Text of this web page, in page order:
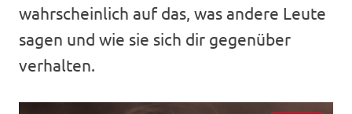
wahrscheinlich auf das, was andere Leute
sagen und wie sie sich dir gegenüber
verhalten.